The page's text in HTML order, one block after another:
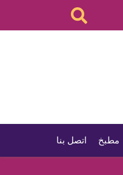
مطبخ اتصل بنا